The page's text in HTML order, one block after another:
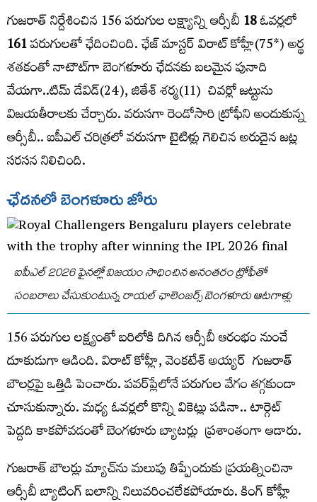
గుజరాత్‌ నిర్దేశించిన 156 పరుగుల లక్ష్యాన్ని ఆర్సీబీ18ఓవర్లలో
161పరుగులతో ఛేదించింది. ఛేజ్​ మాస్టర్​ విరాట్​ కోహ్లీ(75*) అర్థ
శతకంతో నాటౌట్​గా బెంగళూరు ఛేదనకు బలమైన పునాది
వేయగా..టిమ్​ డేవిడ్​(24), జితేశ్​ శర్మ(11) చివర్లో జట్టును
విజయతీరాలకు చేర్చారు. వరుసగా రెండోసారి ట్రోఫీని అందుకున్న
ఆర్సీబీ.. ఐపీఎల్‌ చరిత్రలో వరుసగా టైటిళ్లు గెలిచిన అరుదైన జట్ల
సరసన నిలిచింది.
ఛేదనలో బెంగళూరు జోరు
ఐపీఎల్‌ 2026 ఫైనల్లో విజయం సాధించిన అనంతరం ట్రోఫీతో
సంబరాలు చేసుకుంటున్న రాయల్‌ ఛాలెంజర్స్‌ బెంగళూరు ఆటగాళ్లు
156 పరుగుల లక్ష్యంతో బరిలోకి దిగిన ఆర్సీబీ ఆరంభం నుంచే
దూకుడుగా ఆడింది. విరాట్​ కోహ్లీ, వెంకటేశ్​ అయ్యర్​ గుజరాత్‌
బౌలర్లపై ఒత్తిడి పెంచారు. పవర్‌ప్లేలోనే పరుగుల వేగం తగ్గకుండా
చూసుకున్నారు. మధ్య ఓవర్లలో కొన్ని వికెట్లు పడినా.. టార్గెట్​
పెద్దది కాకపోవడంతో బెంగళూరు బ్యాటర్లు ప్రశాంతంగా ఆడారు.
గుజరాత్‌ బౌలర్లు మ్యాచ్‌ను మలుపు తిప్పేందుకు ప్రయత్నించినా
ఆర్సీబీ బ్యాటింగ్‌ బలాన్ని నిలువరించలేకపోయారు. కింగ్​ కోహ్లీ